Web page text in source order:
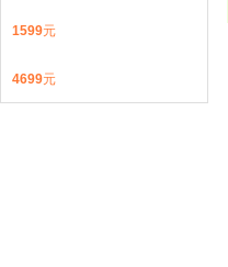
1599元
4699元